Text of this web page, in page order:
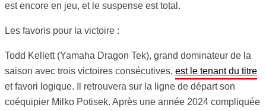
est encore en jeu, et le suspense est total.
Les favoris pour la victoire :
Todd Kellett (Yamaha Dragon Tek), grand dominateur de la
saison avec trois victoires consécutives, est le tenant du titre
et favori logique. Il retrouvera sur la ligne de départ son
coéquipier Milko Potisek. Après une année 2024 compliquée